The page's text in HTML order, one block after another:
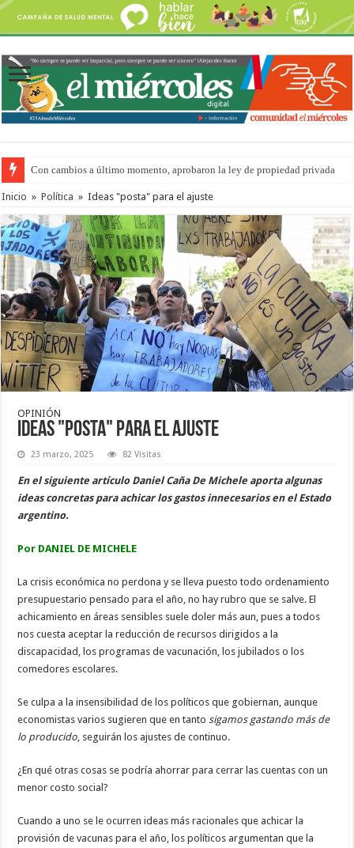
Con cambios a último momento, aprobaron la ley de propiedad privada
Inicio » Política » Ideas "posta" para el ajuste
OPINIÓN
Ideas "posta" para el ajuste
23 marzo, 2025 82 Visitas
En el siguiente artículo Daniel Caña De Michele aporta algunas
ideas concretas para achicar los gastos innecesarios en el Estado
argentino.
Por DANIEL DE MICHELE
La crisis económica no perdona y se lleva puesto todo ordenamiento
presupuestario pensado para el año, no hay rubro que se salve. El
achicamiento en áreas sensibles suele doler más aun, pues a todos
nos cuesta aceptar la reducción de recursos dirigidos a la
discapacidad, los programas de vacunación, los jubilados o los
comedores escolares.
Se culpa a la insensibilidad de los políticos que gobiernan, aunque
economistas varios sugieren que en tanto sigamos gastando más de
lo producido , seguirán los ajustes de continuo.
¿En qué otras cosas se podría ahorrar para cerrar las cuentas con un
menor costo social?
Cuando a uno se le ocurren ideas más racionales que achicar la
provisión de vacunas para el año, los políticos argumentan que la